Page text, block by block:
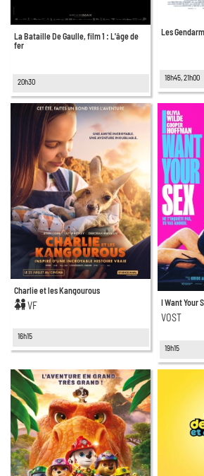
La Bataille De Gaulle, film 1 : L'âge de
fer
20h30
Les
18h45, 21h00
Charlie et les Kangourous
VF
16h15
I Want Your
VOST
19h15